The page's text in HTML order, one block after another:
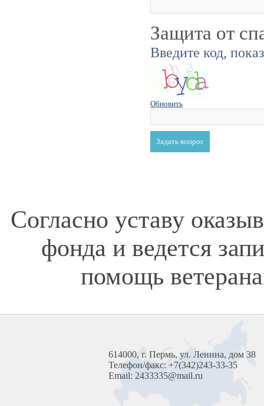
Защита от
Введите код,
Обновить
Согласно уставу
фонда и ведется
помощь
614000, г. Пермь, ул. Ленина, дом 38
Телефон/факс: +7(342)243-33-35
Email: 2433335@mail.ru